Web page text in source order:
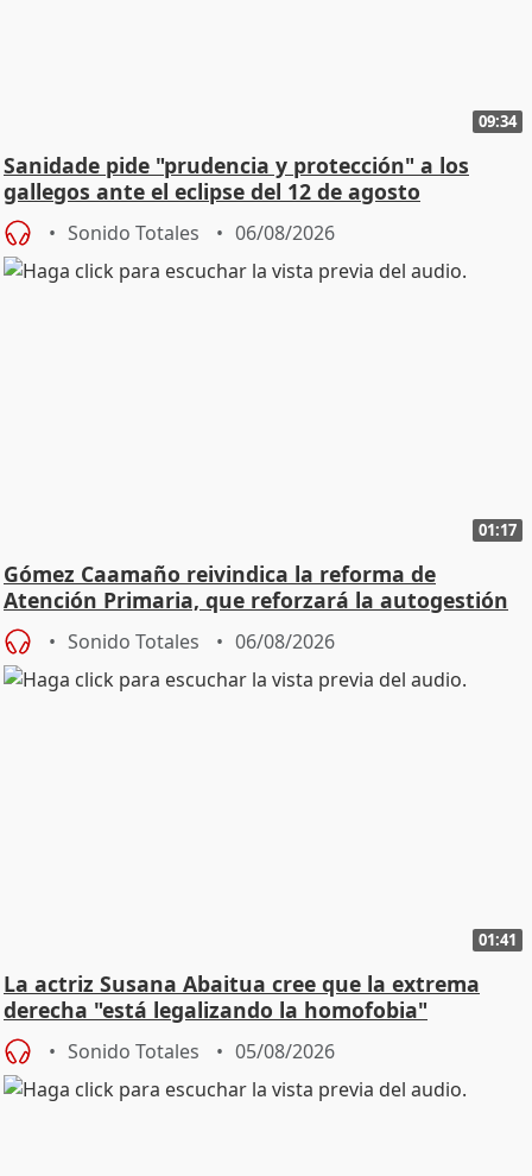
09:34
Sanidade pide "prudencia y protección" a los
gallegos ante el eclipse del 12 de agosto
Sonido Totales 06/08/2026
01:17
Gómez Caamaño reivindica la reforma de
Atención Primaria, que reforzará la autogestión
Sonido Totales 06/08/2026
01:41
La actriz Susana Abaitua cree que la extrema
derecha "está legalizando la homofobia"
Sonido Totales 05/08/2026